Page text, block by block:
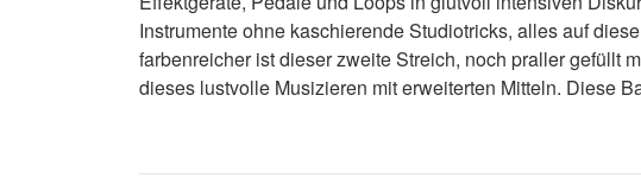
Instrumente ohne kaschierende Studiotricks, alles auf
farbenreicher ist dieser zweite Streich, noch praller gefüllt
dieses lustvolle Musizieren mit erweiterten Mitteln. Diese